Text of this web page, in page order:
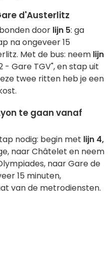
d'Austerlitz
door lijn 5: ga
na ongeveer 15
Met de bus: neem lijn
Gare TGV", en stap uit
twee ritten heb je een
te gaan vanaf
nodig: begin met lijn 4,
naar Châtelet en neem
naar Gare de
15 minuten,
van de metrodiensten.